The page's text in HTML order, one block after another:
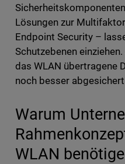
Lösungen zur
Endpoint Security –
Schutzebenen
das WLAN übertragene
noch besser
Warum
WLAN